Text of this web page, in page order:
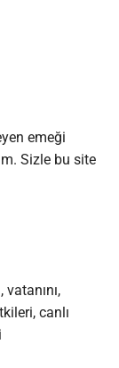
emeği
Sizle bu site
canlı